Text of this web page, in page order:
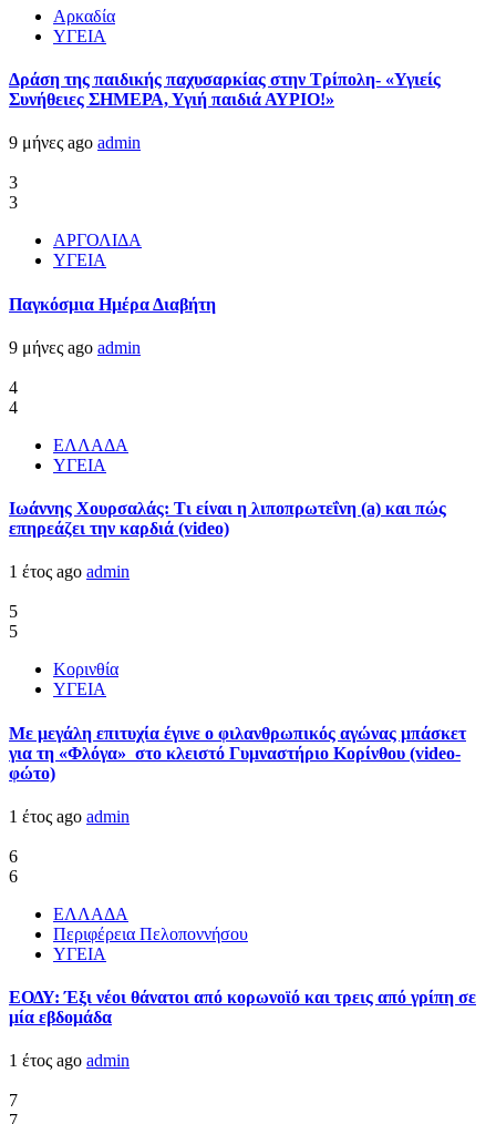
Αρκαδία
ΥΓΕΙΑ
Δράση της παιδικής παχυσαρκίας στην Τρίπολη- «Υγιείς
Συνήθειες ΣΗΜΕΡΑ, Υγιή παιδιά ΑΥΡΙΟ!»
9 μήνες ago admin
3
3
ΑΡΓΟΛΙΔΑ
ΥΓΕΙΑ
Παγκόσμια Ημέρα Διαβήτη
9 μήνες ago admin
4
4
ΕΛΛΑΔΑ
ΥΓΕΙΑ
Ιωάννης Χουρσαλάς: Τι είναι η λιποπρωτεΐνη (a) και πώς
επηρεάζει την καρδιά (video)
1 έτος ago admin
5
5
Κορινθία
ΥΓΕΙΑ
Με μεγάλη επιτυχία έγινε ο φιλανθρωπικός αγώνας μπάσκετ
για τη «Φλόγα» στο κλειστό Γυμναστήριο Κορίνθου (video-
φώτο)
1 έτος ago admin
6
6
ΕΛΛΑΔΑ
Περιφέρεια Πελοποννήσου
ΥΓΕΙΑ
ΕΟΔΥ: Έξι νέοι θάνατοι από κορωνοϊό και τρεις από γρίπη σε
μία εβδομάδα
1 έτος ago admin
7